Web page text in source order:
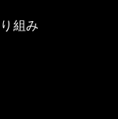
組み